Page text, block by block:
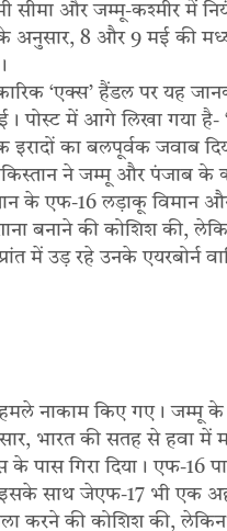
सीमा और जम्मू-कश्मीर में
अनुसार, 8 और 9 मई की मध्य
‘एक्स’ हैंडल पर यह
पोस्ट में आगे लिखा गया है-
इरादों का बलपूर्वक जवाब
ने जम्मू और पंजाब
के एफ-16 लड़ाकू विमान
बनाने की कोशिश की,
में उड़ रहे उनके एयरबोर्न
नाकाम किए गए। जम्मू
भारत की सतह से हवा में
पास गिरा दिया। एफ-16
साथ जेएफ-17 भी एक
करने की कोशिश की, लेकिन